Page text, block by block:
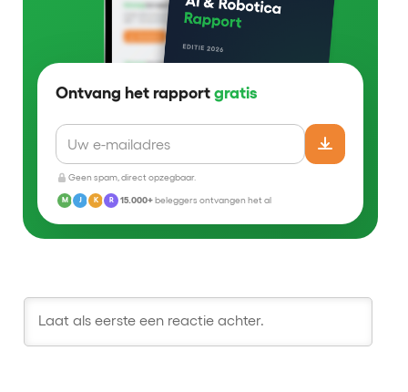
Ontvang het rapport gratis
Geen spam, direct opzegbaar.
M J K R 15.000+beleggers ontvangen het al